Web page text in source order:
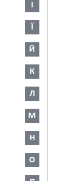
І
Ї
Й
К
Л
М
Н
О